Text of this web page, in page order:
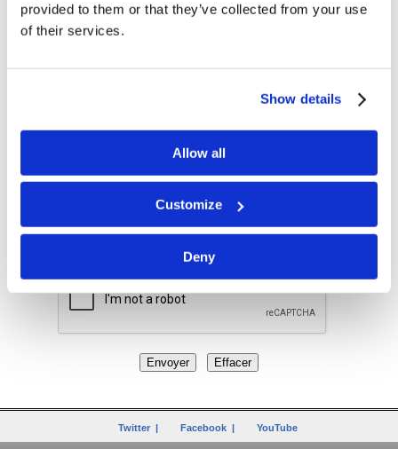
provided to them or that they’ve collected from your use
of their services.
Show details
Allow all
Customize
Deny
Votre message à destination de M. Wilner Pierre :
Twitter| Facebook| YouTube